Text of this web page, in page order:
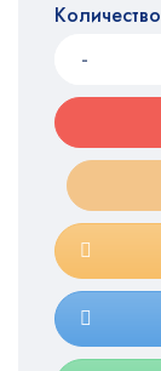
Количество